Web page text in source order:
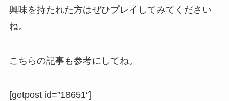
興味を持たれた方はぜひプレイしてみてください
ね。
こちらの記事も参考にしてね。
[getpost id=”18651″]